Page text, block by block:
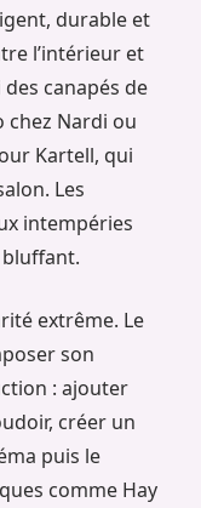
durable et
l’intérieur et
des canapés de
chez Nardi ou
Kartell, qui
Les
intempéries
extrême. Le
son
: ajouter
créer un
puis le
comme Hay